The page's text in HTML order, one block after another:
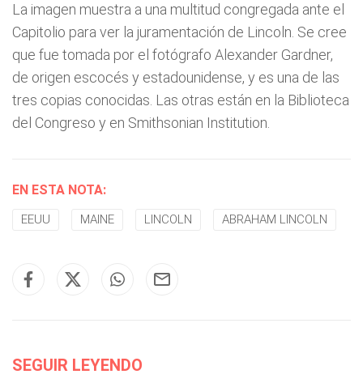
La imagen muestra a una multitud congregada ante el
Capitolio para ver la juramentación de Lincoln. Se cree
que fue tomada por el fotógrafo Alexander Gardner,
de origen escocés y estadounidense, y es una de las
tres copias conocidas. Las otras están en la Biblioteca
del Congreso y en Smithsonian Institution.
EN ESTA NOTA:
EEUU MAINE LINCOLN ABRAHAM LINCOLN
SEGUIR LEYENDO